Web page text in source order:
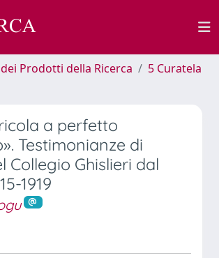
Prodotti della Ricerca
5 Curatela
a perfetto
Testimonianze di
Collegio Ghislieri dal
1919